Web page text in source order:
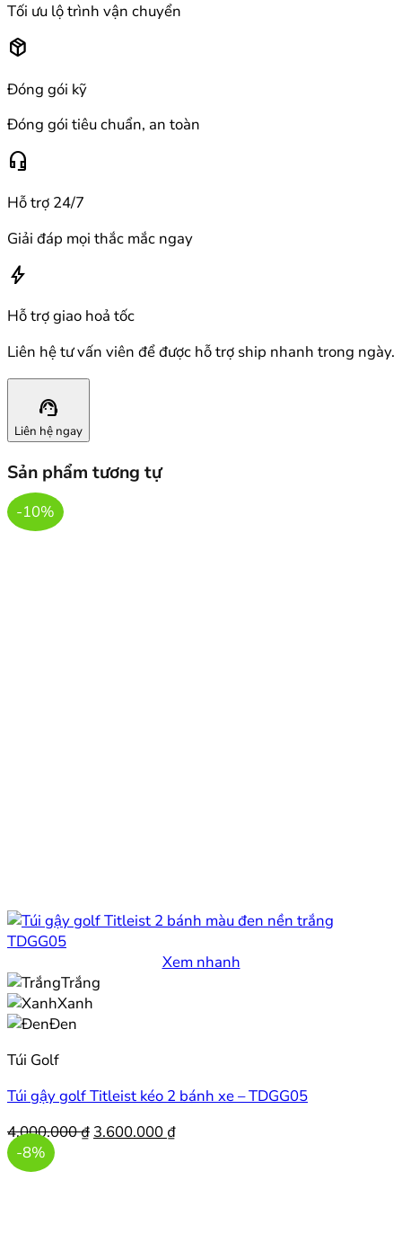
Tối ưu lộ trình vận chuyển
package_2
Đóng gói kỹ
Đóng gói tiêu chuẩn, an toàn
headset_mic
Hỗ trợ 24/7
Giải đáp mọi thắc mắc ngay
bolt
Hỗ trợ giao hoả tốc
Liên hệ tư vấn viên để được hỗ trợ ship nhanh trong ngày.
support_agent
Liên hệ ngay
Sản phẩm tương tự
-10%
Xem nhanh
Trắng
Xanh
Đen
Túi Golf
Túi gậy golf Titleist kéo 2 bánh xe – TDGG05
4.000.000₫ Giá
3.600.000 ₫Giá
-8%